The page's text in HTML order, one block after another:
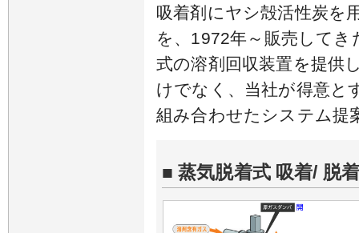
吸着剤にヤシ殻活性炭を
を、1972年～販売して
式の溶剤回収装置を提供
けでなく、当社が得意と
組み合わせたシステム提
■ 蒸気脱着式 吸着/ 脱